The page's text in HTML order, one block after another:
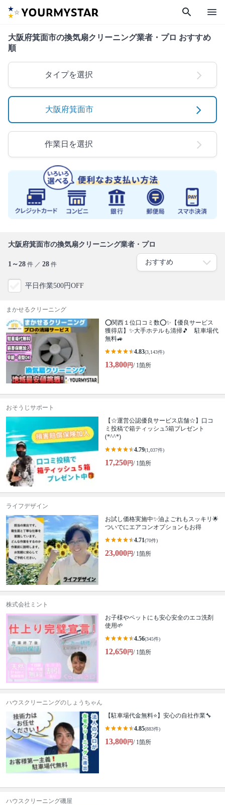
search menu
大阪府箕面市の換気扇クリーニング業者・プロ おすすめ
順
タイプを選択
大阪府箕面市
作業日を選択
大阪府箕面市の換気扇クリーニング業者・プロ
1～28 件 ／ 28 件
平日作業500円OFF
まかせるクリーニング
⭕関西１位口コミ数⭕✨【優良サービス
獲得店】✨大手ホテルも清掃🎵 駐車場代
無料🚙
4.83(3,143件)
13,800円/ 1箇所
おそうじサポート
【☆運営公認優良サービス店舗☆】口コ
ミ投稿で箱ティッシュ5箱プレゼント
(*^^*)
4.79(1,037件)
17,250円/ 1箇所
ライフデザイン
お試し価格実施中✨油よごれもスッキリ🌟
ついでにエアコンオプションもお得
4.71(70件)
23,000円/ 1箇所
株式会社ミント
お子様やペットにも安心安全のエコ洗剤
使用🌱
4.56(345件)
12,650円/ 1箇所
ハウスクリーニングのしょうちゃん
【駐車場代金無料⭐️】安心の自社作業🔧
4.85(883件)
13,800円/ 1箇所
ハウスクリーニング磯屋